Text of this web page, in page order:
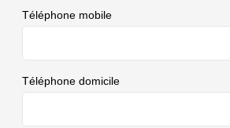
Téléphone mobile
Téléphone domicile